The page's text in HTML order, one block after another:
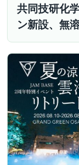
共同技研化
ン新設、無